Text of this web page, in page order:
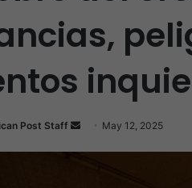
Post Staff
Send May 12, 2025